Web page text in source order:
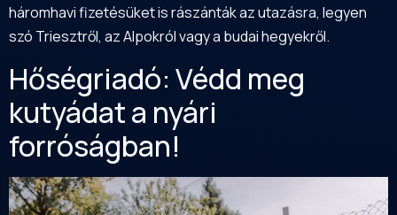
háromhavi fizetésüket is rászánták az utazásra, legyen
szó Triesztről, az Alpokról vagy a budai hegyekről.
Hőségriadó: Védd meg
kutyádat a nyári
forróságban!